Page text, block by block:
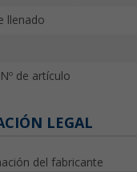
llenado
de artículo
LEGAL
del fabricante